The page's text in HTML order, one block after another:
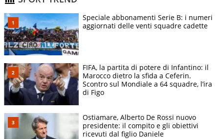
Speciale abbonamenti Serie B: i numeri
aggiornati delle venti squadre cadette
FIFA, la partita di potere di Infantino: il
Marocco dietro la sfida a Ceferin.
Scontro sul Mondiale a 64 squadre, l’ira
di Figo
Ostiamare, Alberto De Rossi nuovo
presidente: il compito e gli obiettivi
ricevuti dal figlio Daniele